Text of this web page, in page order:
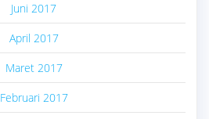
Juni 2017
April 2017
Maret 2017
Februari 2017